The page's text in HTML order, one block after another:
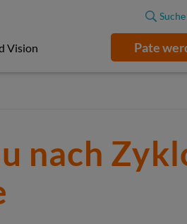
Vision Pate
Suche
nach